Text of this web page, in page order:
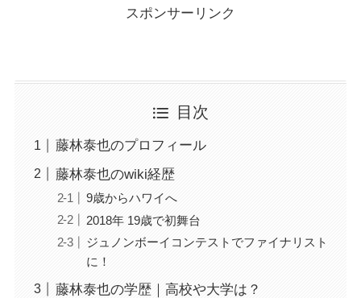
スポンサーリンク
目次
藤林泰也のプロフィール
藤林泰也のwiki経歴
9歳からハワイへ
2018年 19歳で初舞台
ジュノンボーイコンテストでファイナリスト
に！
藤林泰也の学歴｜高校や大学は？